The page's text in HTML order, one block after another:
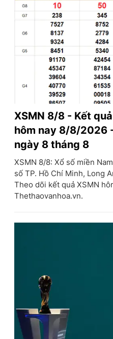
XSMN 8/8 - Kết
hôm nay 8/8/2026
ngày 8 tháng 8
XSMN 8/8: Xổ số miền
số TP. Hồ Chí Minh, Long
Theo dõi kết quả XSMN
Thethaovanhoa.vn.